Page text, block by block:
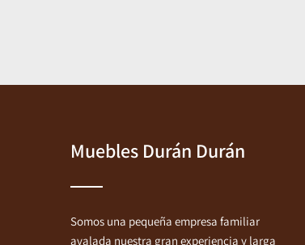
Muebles Durán Durán
Somos una pequeña empresa familiar
avalada nuestra gran experiencia y larga